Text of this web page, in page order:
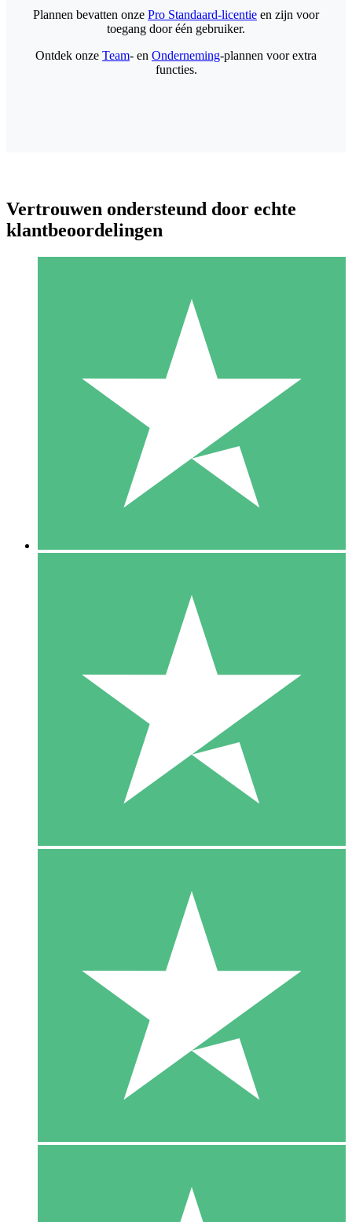
Individuele Creditpakketten
Betaal per gebruik met downloadtegoeden. Geen maandelijkse
1000
10 Downloaden
20 00
Plannen bevatten onze Pro Standaard-licentie en zijn voor
toegang door één gebruiker.
Ontdek onze Team- en Onderneming-plannen voor extra
functies.
Vertrouwen ondersteund door echte
klantbeoordelingen